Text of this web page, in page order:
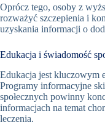
Oprócz tego, osoby z
rozważyć szczepienia i
uzyskania informacji o
Edukacja i świadomość
Edukacja jest kluczowym
Programy informacyjne
społecznych powinny
informacjach na temat
leczenia.